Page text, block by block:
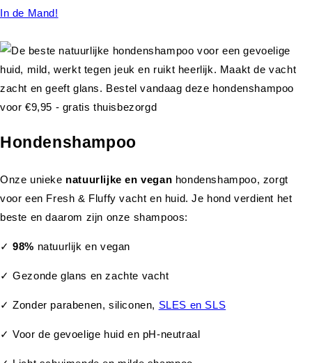
In de Mand!
Hondenshampoo
Onze unieke natuurlijke en vegan hondenshampoo, zorgt
voor een Fresh & Fluffy vacht en huid. Je hond verdient het
beste en daarom zijn onze shampoos:
✓98% natuurlijk en vegan
✓ Gezonde glans en zachte vacht
✓ Zonder parabenen, siliconen, SLES en SLS
✓ Voor de gevoelige huid en pH-neutraal